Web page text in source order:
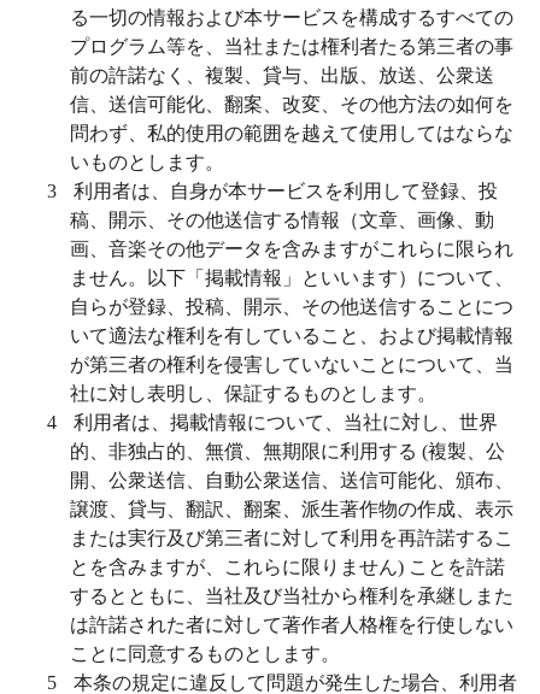
る一切の情報および本サービスを構成するすべての
プログラム等を、当社または権利者たる第三者の事
前の許諾なく、複製、貸与、出版、放送、公衆送
信、送信可能化、翻案、改変、その他方法の如何を
問わず、私的使用の範囲を越えて使用してはならな
いものとします。
3
利用者は、自身が本サービスを利用して登録、投
稿、開示、その他送信する情報（文章、画像、動
画、音楽その他データを含みますがこれらに限られ
ません。以下「掲載情報」といいます）について、
自らが登録、投稿、開示、その他送信することにつ
いて適法な権利を有していること、および掲載情報
が第三者の権利を侵害していないことについて、当
社に対し表明し、保証するものとします。
4
利用者は、掲載情報について、当社に対し、世界
的、非独占的、無償、無期限に利用する (複製、公
開、公衆送信、自動公衆送信、送信可能化、頒布、
譲渡、貸与、翻訳、翻案、派生著作物の作成、表示
または実行及び第三者に対して利用を再許諾するこ
とを含みますが、これらに限りません) ことを許諾
するとともに、当社及び当社から権利を承継しまた
は許諾された者に対して著作者人格権を行使しない
ことに同意するものとします。
5
本条の規定に違反して問題が発生した場合、利用者